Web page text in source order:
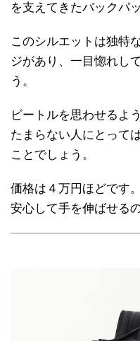
を支えてきたバックパ
このシルエットは独特
ジがあり、一目惚れし
う。
ビートルを思わせるよ
たまらない人にとって
ことでしょう。
価格は４万円ほどです
安心して手を伸ばせる